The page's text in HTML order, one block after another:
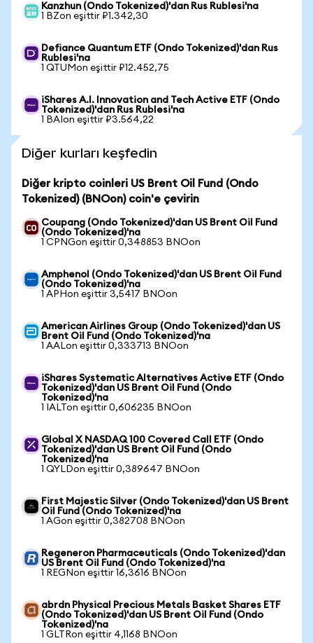
Kanzhun (Ondo Tokenized)'dan Rus Rublesi'na
1 BZon eşittir ₽1.342,30
Defiance Quantum ETF (Ondo Tokenized)'dan Rus
Rublesi'na
1 QTUMon eşittir ₽12.452,75
iShares A.I. Innovation and Tech Active ETF (Ondo
Tokenized)'dan Rus Rublesi'na
1 BAIon eşittir ₽3.564,22
Diğer kurları keşfedin
Diğer kripto coinleri US Brent Oil Fund (Ondo
Tokenized) (BNOon) coin'e çevirin
Coupang (Ondo Tokenized)'dan US Brent Oil Fund
(Ondo Tokenized)'na
1 CPNGon eşittir 0,348853 BNOon
Amphenol (Ondo Tokenized)'dan US Brent Oil Fund
(Ondo Tokenized)'na
1 APHon eşittir 3,5417 BNOon
American Airlines Group (Ondo Tokenized)'dan US
Brent Oil Fund (Ondo Tokenized)'na
1 AALon eşittir 0,333713 BNOon
iShares Systematic Alternatives Active ETF (Ondo
Tokenized)'dan US Brent Oil Fund (Ondo
Tokenized)'na
1 IALTon eşittir 0,606235 BNOon
Global X NASDAQ 100 Covered Call ETF (Ondo
Tokenized)'dan US Brent Oil Fund (Ondo
Tokenized)'na
1 QYLDon eşittir 0,389647 BNOon
First Majestic Silver (Ondo Tokenized)'dan US Brent
Oil Fund (Ondo Tokenized)'na
1 AGon eşittir 0,382708 BNOon
Regeneron Pharmaceuticals (Ondo Tokenized)'dan
US Brent Oil Fund (Ondo Tokenized)'na
1 REGNon eşittir 16,3616 BNOon
abrdn Physical Precious Metals Basket Shares ETF
(Ondo Tokenized)'dan US Brent Oil Fund (Ondo
Tokenized)'na
1 GLTRon eşittir 4,1168 BNOon